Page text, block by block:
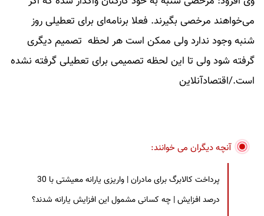
می‌خواهند مرخصی بگیرند. فعلا برنامه‌ای برای تعطیلی روز
شنبه وجود ندارد ولی ممکن است هر لحظه تصمیم دیگری
گرفته شود ولی تا این لحظه تصمیمی برای تعطیلی گرفته نشده
است./اقتصادآنلاین
آنچه دیگران می خوانند:
پرداخت کالابرگ برای مادران | واریزی یارانه معیشتی با 30
درصد افزایش | چه کسانی مشمول این افزایش یارانه شدند؟